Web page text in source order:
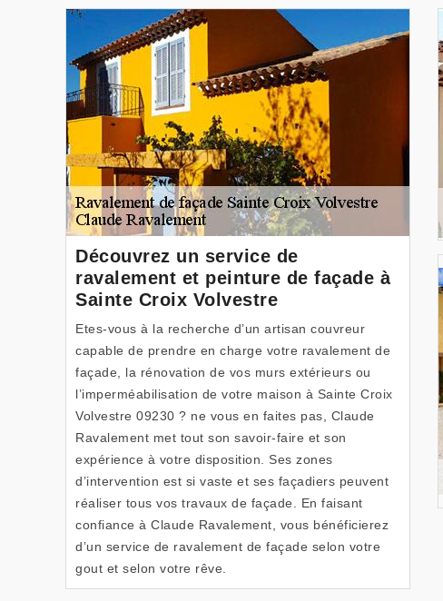
Découvrez un service de
ravalement et peinture de façade à
Sainte Croix Volvestre
Etes-vous à la recherche d’un artisan couvreur
capable de prendre en charge votre ravalement de
façade, la rénovation de vos murs extérieurs ou
l’imperméabilisation de votre maison à Sainte Croix
Volvestre 09230 ? ne vous en faites pas, Claude
Ravalement met tout son savoir-faire et son
expérience à votre disposition. Ses zones
d’intervention est si vaste et ses façadiers peuvent
réaliser tous vos travaux de façade. En faisant
confiance à Claude Ravalement, vous bénéficierez
d’un service de ravalement de façade selon votre
gout et selon votre rêve.